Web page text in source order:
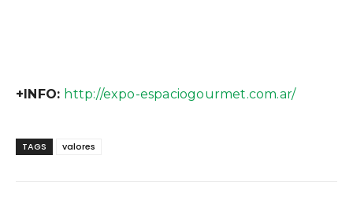
+INFO: http://expo-espaciogourmet.com.ar/
TAGS valores